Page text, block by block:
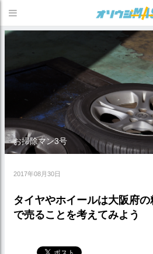
お掃除マン3号
2017年08月30日
タイヤやホイールは大阪府
で売ることを考えてみよう